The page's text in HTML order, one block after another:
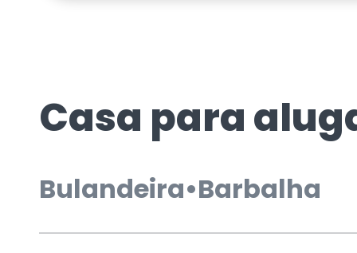
Casa para
Bulandeira•Barbalha